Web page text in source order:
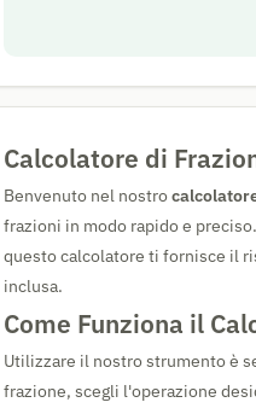
Calcolatore di
Benvenuto nel nostro
frazioni in modo rapido e
questo calcolatore ti fornisce il
inclusa.
Come Funziona il
Utilizzare il nostro strumento è
frazione, scegli l'operazione